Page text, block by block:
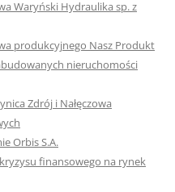
Waryński Hydraulika sp. z
produkcyjnego Nasz Produkt
nieruchomości
Zdrój i Nałęczowa
Orbis S.A.
finansowego na rynek